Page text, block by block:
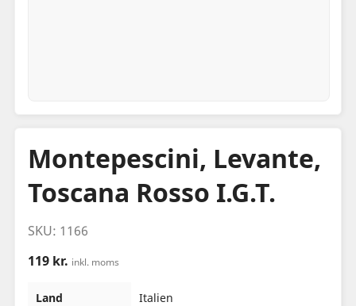
Montepescini, Levante,
Toscana Rosso I.G.T.
SKU: 1166
119 kr. inkl. moms
Land Italien